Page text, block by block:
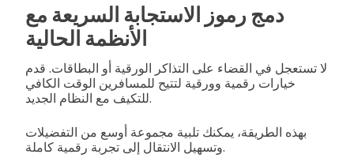
دمج رموز الاستجابة السريعة مع
الأنظمة الحالية
لا تستعجل في القضاء على التذاكر الورقية أو البطاقات. قدم
خيارات رقمية وورقية لتتيح للمسافرين الوقت الكافي
للتكيف مع النظام الجديد.
بهذه الطريقة، يمكنك تلبية مجموعة أوسع من التفضيلات
وتسهيل الانتقال إلى تجربة رقمية كاملة.